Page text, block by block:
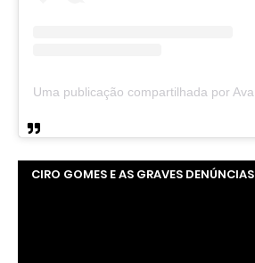
CIRO GOMES E AS GRAVES DENÚNCIAS